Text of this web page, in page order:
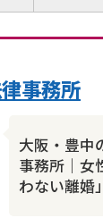
離婚調停
DV
内縁の夫婦
大阪・豊中
事務所｜女
わない離婚
事務所